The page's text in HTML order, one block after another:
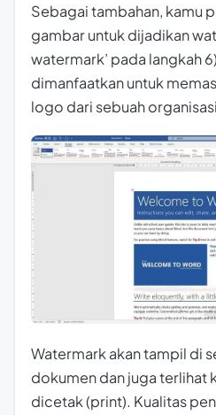
Sebagai tambahan, kamu
gambar untuk dijadikan
watermark’ pada langkah
dimanfaatkan untuk
logo dari sebuah
Watermark akan tampil di
dokumen dan juga terlihat
dicetak (print). Kualitas